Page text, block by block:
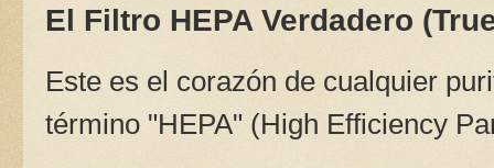
El Filtro HEPA Verdadero
Este es el corazón de cualquier
término "HEPA" (High Efficiency